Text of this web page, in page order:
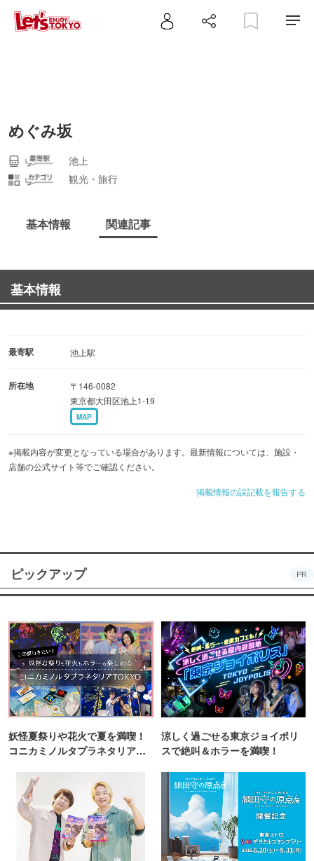
めぐみ坂
池上
観光・旅行
基本情報 関連記事
基本情報
最寄駅 池上駅
所在地
〒146-0082
東京都大田区池上1-19
MAP
※掲載内容が変更となっている場合があります。最新情報については、施設・
店舗の公式サイト等でご確認ください。
掲載情報の誤記載を報告する
ピックアップ PR
妖怪夏祭りや花火で夏を満喫！
コニカミノルタプラネタリア
涼しく過ごせる東京ジョイポリ
スで絶叫＆ホラーを満喫！